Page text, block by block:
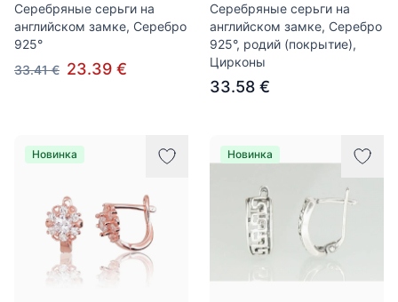
Серебряные серьги на
английском замке, Серебро
925°
33.41 € 23.39 €
Серебряные серьги на
английском замке, Серебро
925°, родий (покрытие),
Цирконы
33.58 €
Новинка Новинка